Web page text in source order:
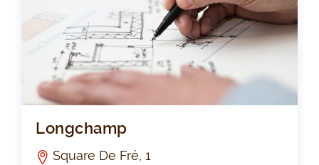
Longchamp
Square De Fré, 1